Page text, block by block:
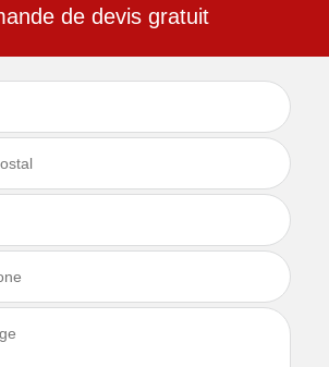
de devis gratuit